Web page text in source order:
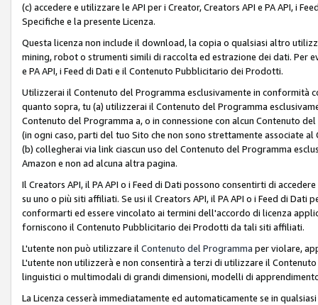
(c) accedere e utilizzare le API per i Creator, Creators API e PA API, i
Specifiche e la presente Licenza.
Questa licenza non include il download, la copia o qualsiasi altro
mining, robot o strumenti simili di raccolta ed estrazione dei dati. Per
e PA API, i Feed di Dati e il Contenuto Pubblicitario dei Prodotti.
Utilizzerai il Contenuto del Programma esclusivamente in conformità
quanto sopra, tu (a) utilizzerai il Contenuto del Programma
Contenuto del Programma a, o in connessione con alcun Contenuto
(in ogni caso, parti del tuo Sito che non sono strettamente associate
(b) collegherai via link ciascun uso del Contenuto del Programma
Amazon e non ad alcuna altra pagina.
Il Creators API, il PA API o i Feed di Dati possono consentirti di
su uno o più siti affiliati. Se usi il Creators API, il PA API o i Feed di
conformarti ed essere vincolato ai termini dell'accordo di licenza
forniscono il Contenuto Pubblicitario dei Prodotti da tali siti affiliati.
L'utente non può utilizzare il Contenuto del Programma per violare,
L'utente non utilizzerà e non consentirà a terzi di utilizzare il
linguistici o multimodali di grandi dimensioni, modelli di
La Licenza cesserà immediatamente ed automaticamente se in